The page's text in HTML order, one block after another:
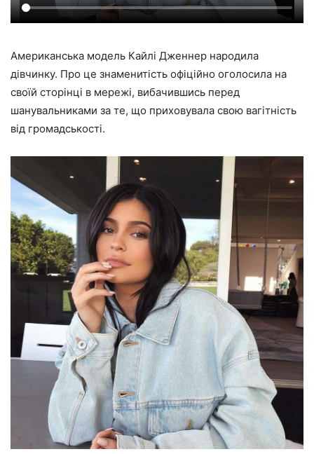
Американська модель Кайлі Дженнер народила
дівчинку. Про це знаменитість офіційно оголосила на
своїй сторінці в мережі, вибачившись перед
шанувальниками за те, що приховувала свою вагітність
від громадськості.